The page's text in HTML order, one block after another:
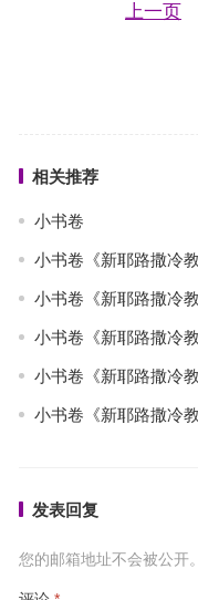
上一页
相关推荐
小书卷
小书卷《新耶路撒冷
小书卷《新耶路撒冷
小书卷《新耶路撒冷
小书卷《新耶路撒冷
小书卷《新耶路撒冷
发表回复
您的邮箱地址不会被公开。